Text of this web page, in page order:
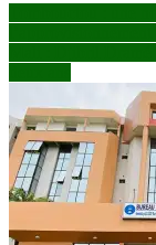
Navigation
de
l’article